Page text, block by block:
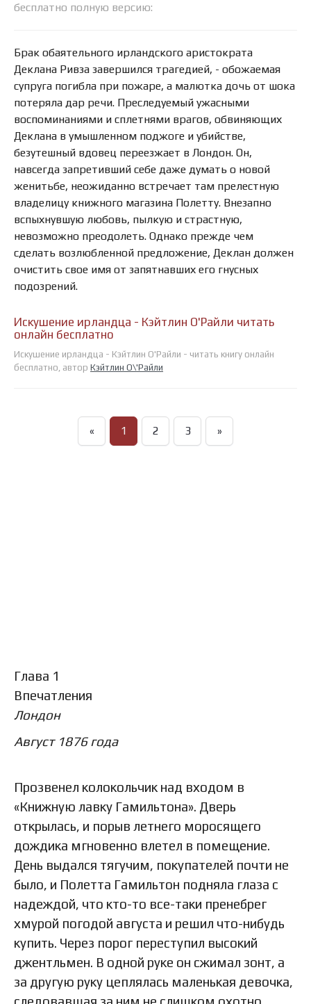
бесплатно полную версию:
Брак обаятельного ирландского аристократа
Деклана Ривза завершился трагедией, - обожаемая
супруга погибла при пожаре, а малютка дочь от шока
потеряла дар речи. Преследуемый ужасными
воспоминаниями и сплетнями врагов, обвиняющих
Деклана в умышленном поджоге и убийстве,
безутешный вдовец переезжает в Лондон. Он,
навсегда запретивший себе даже думать о новой
женитьбе, неожиданно встречает там прелестную
владелицу книжного магазина Полетту. Внезапно
вспыхнувшую любовь, пылкую и страстную,
невозможно преодолеть. Однако прежде чем
сделать возлюбленной предложение, Деклан должен
очистить свое имя от запятнавших его гнусных
подозрений.
Искушение ирландца - Кэйтлин О'Райли читать
онлайн бесплатно
Искушение ирландца - Кэйтлин О'Райли - читать книгу онлайн
бесплатно, автор Кэйтлин О\'Райли
« 1 2 3 »
Глава 1
Впечатления
Лондон
Август 1876 года
Прозвенел колокольчик над входом в
«Книжную лавку Гамильтона». Дверь
открылась, и порыв летнего моросящего
дождика мгновенно влетел в помещение.
День выдался тягучим, покупателей почти не
было, и Полетта Гамильтон подняла глаза с
надеждой, что кто-то все-таки пренебрег
хмурой погодой августа и решил что-нибудь
купить. Через порог переступил высокий
джентльмен. В одной руке он сжимал зонт, а
за другую руку цеплялась маленькая девочка,